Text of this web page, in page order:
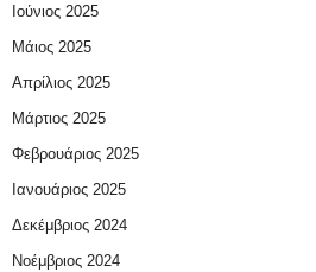
Ιούνιος 2025
Μάιος 2025
Απρίλιος 2025
Μάρτιος 2025
Φεβρουάριος 2025
Ιανουάριος 2025
Δεκέμβριος 2024
Νοέμβριος 2024